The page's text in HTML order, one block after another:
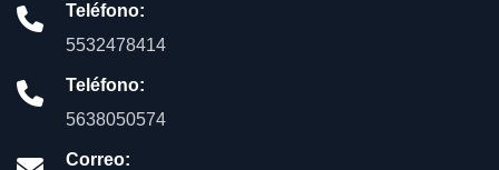
Teléfono:
5532478414
Teléfono:
5638050574
Correo: